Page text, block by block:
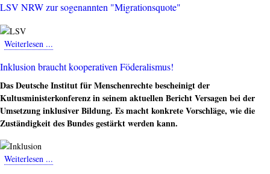
Sonderpädagogik
LSV NRW zur sogenannten "Migrationsquote"
Weiterlesen ...
NRW
zur
sogenannten
"Migrationsquote"
Inklusion braucht kooperativen Föderalismus!
Das Deutsche Institut für Menschenrechte bescheinigt der
Kultusministerkonferenz in seinem aktuellen Bericht Versagen bei der
Umsetzung inklusiver Bildung. Es macht konkrete Vorschläge, wie die
Zuständigkeit des Bundes gestärkt werden kann.
Weiterlesen ...